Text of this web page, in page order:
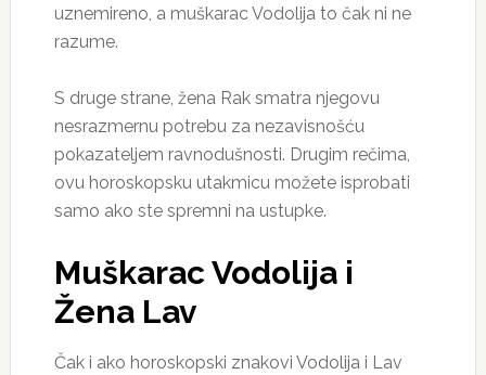
uznemireno, a muškarac Vodolija to čak ni ne
razume.
S druge strane, žena Rak smatra njegovu
nesrazmernu potrebu za nezavisnošću
pokazateljem ravnodušnosti. Drugim rečima,
ovu horoskopsku utakmicu možete isprobati
samo ako ste spremni na ustupke.
Muškarac Vodolija i
Žena Lav
Čak i ako horoskopski znakovi Vodolija i Lav